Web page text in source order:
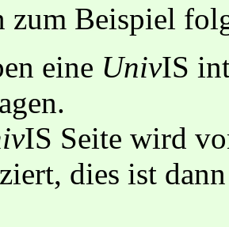
zum Beispiel
eine UnivIS
IS Seite wird
dies ist